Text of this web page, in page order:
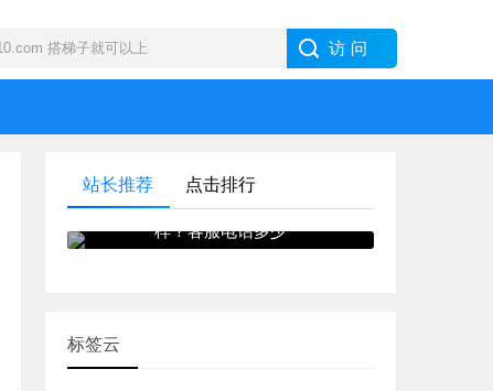
站长推荐
点击排行
IB · 盈透证券外汇交易商怎么
样？客服电话多少
标签云